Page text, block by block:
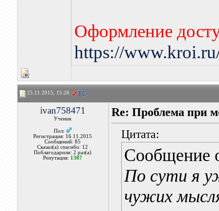
Оформление
https://
25.11.2015, 15:26
ivan758471
Ученик
Пол:
Регистрация: 16.11.2015
Сообщений: 85
Сказал(а) спасибо: 12
Поблагодарили: 2 раз(а)
Репутация: 1387
Re: Проблема при
Цитата:
Сообщение
По сути я
чужих